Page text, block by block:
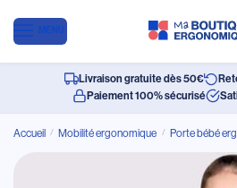
MENU
Livraison gratuite dès 50€
Paiement 100% sécurisé
Accueil / Mobilité ergonomique / Porte bébé